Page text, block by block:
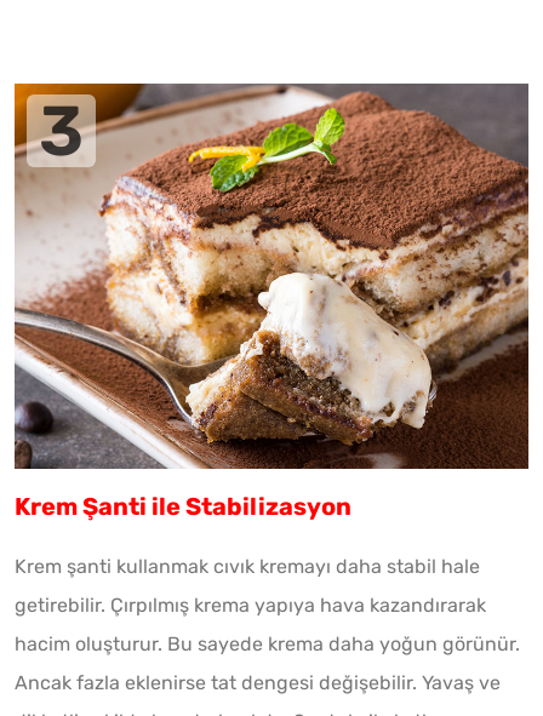
Krem Şanti ile Stabilizasyon
Krem şanti kullanmak cıvık kremayı daha stabil hale
getirebilir. Çırpılmış krema yapıya hava kazandırarak
hacim oluşturur. Bu sayede krema daha yoğun görünür.
Ancak fazla eklenirse tat dengesi değişebilir. Yavaş ve